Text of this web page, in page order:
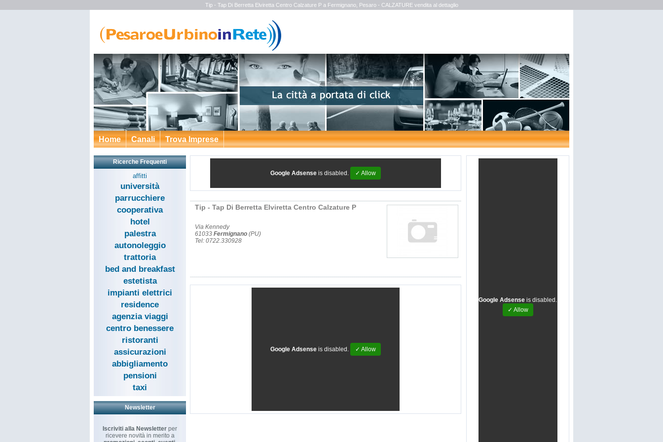
Tip - Tap Di Berretta Elviretta Centro Calzature P a Fermignano, Pesaro - CALZATURE vendita al dettaglio
Home Canali Trova Imprese
Ricerche Frequenti
affitti
università
parrucchiere
cooperativa
hotel
palestra
autonoleggio
trattoria
bed and breakfast
estetista
impianti elettrici
residence
agenzia viaggi
centro benessere
ristoranti
assicurazioni
abbigliamento
pensioni
taxi
Newsletter
Iscriviti alla Newsletter per
ricevere novità in merito a
Google Adsense is disabled. ✓ Allow
Tip - Tap Di Berretta Elviretta Centro Calzature P
Via Kennedy
61033 Fermignano (PU)
Tel: 0722.330928
Google Adsense is disabled. ✓ Allow
Google Adsense is disabled.
✓ Allow